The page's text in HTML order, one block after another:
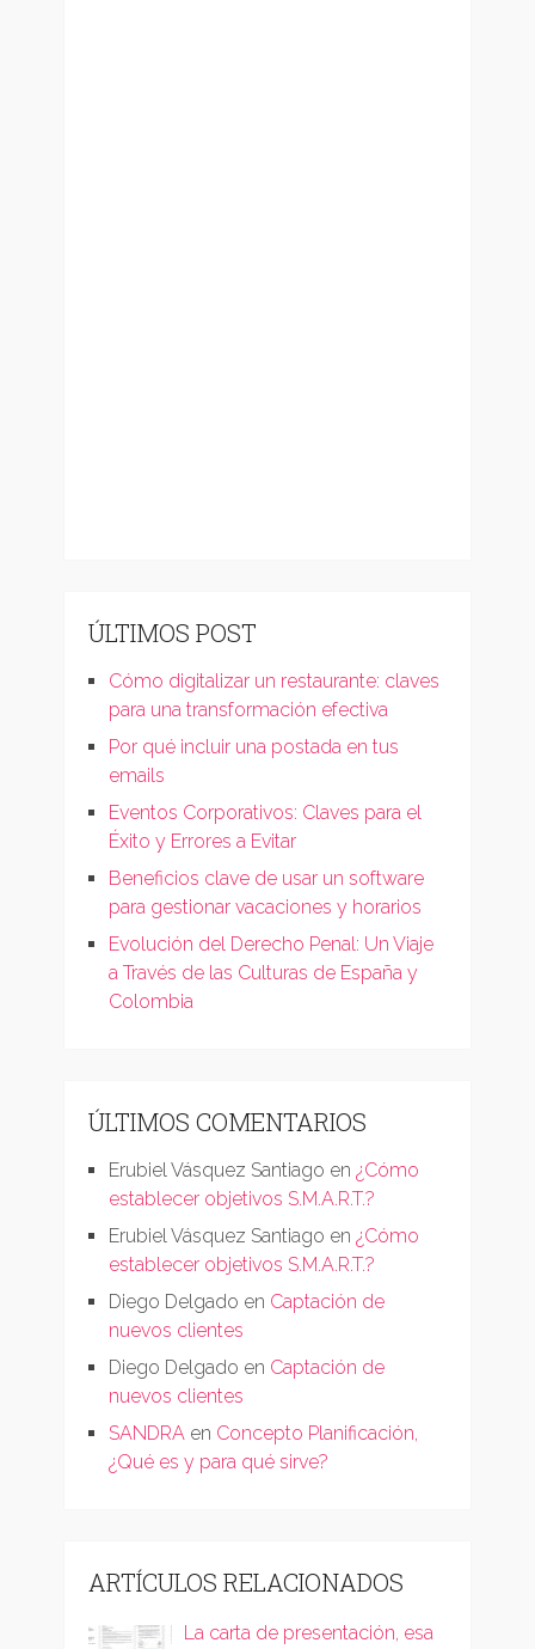
ÚLTIMOS POST
Cómo digitalizar un restaurante: claves
para una transformación efectiva
Por qué incluir una postada en tus
emails
Eventos Corporativos: Claves para el
Éxito y Errores a Evitar
Beneficios clave de usar un software
para gestionar vacaciones y horarios
Evolución del Derecho Penal: Un Viaje
a Través de las Culturas de España y
Colombia
ÚLTIMOS COMENTARIOS
Erubiel Vásquez Santiago en ¿Cómo
establecer objetivos S.M.A.R.T.?
Erubiel Vásquez Santiago en ¿Cómo
establecer objetivos S.M.A.R.T.?
Diego Delgado en Captación de
nuevos clientes
Diego Delgado en Captación de
nuevos clientes
SANDRAen Concepto Planificación,
¿Qué es y para qué sirve?
ARTÍCULOS RELACIONADOS
La carta de presentación, esa